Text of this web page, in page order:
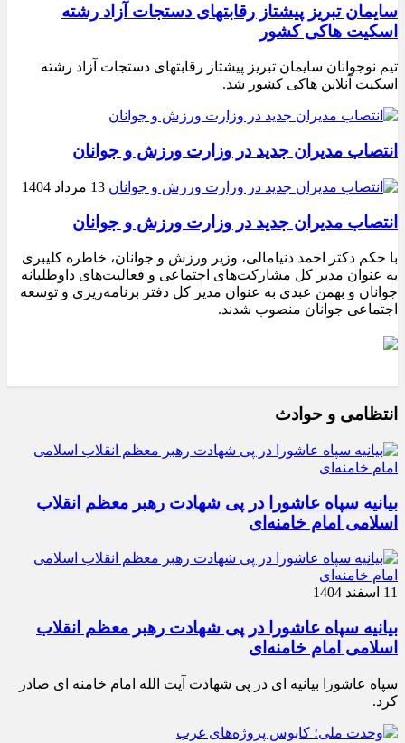
سایمان تبریز پیشتاز رقابتهای دستجات آزاد رشته
اسکیت هاکی کشور
تیم نوجوانان سایمان تبریز پیشتاز رقابتهای دستجات آزاد رشته
اسکیت آنلاین هاکی کشور شد.
انتصاب مدیران جدید در وزارت ورزش و جوانان
13 مرداد 1404
انتصاب مدیران جدید در وزارت ورزش و جوانان
با حکم دکتر احمد دنیامالی، وزیر ورزش و جوانان، خاطره کلیبری
به عنوان مدیر کل مشارکت‌های اجتماعی و فعالیت‌های داوطلبانه
جوانان و بهمن عبدی به عنوان مدیر کل دفتر برنامه‌ریزی و توسعه
اجتماعی جوانان منصوب شدند.
انتظامی و حوادث
بیانیه سپاه عاشورا در پی شهادت رهبر معظم انقلاب
اسلامی امام خامنه‌ای
11 اسفند 1404
بیانیه سپاه عاشورا در پی شهادت رهبر معظم انقلاب
اسلامی امام خامنه‌ای
سپاه عاشورا بیانیه ای در پی شهادت آیت الله امام خامنه ای صادر
کرد.